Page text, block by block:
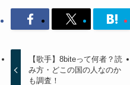
【歌手】8biteって何者？読
み方・どこの国の人なのか
も調査！